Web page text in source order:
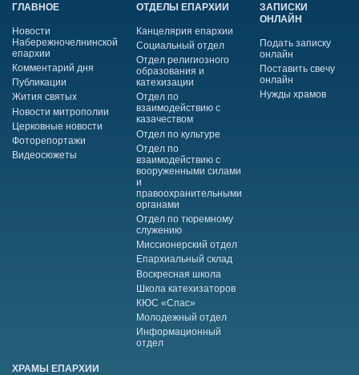
ГЛАВНОЕ
Новости
Набережночелнинской
епархии
Комментарий дня
Публикации
Жития святых
Новости митрополии
Церковные новости
Фоторепортажи
Видеосюжеты
ОТДЕЛЫ ЕПАРХИИ
Канцелярия епархии
Социальный отдел
Отдел религиозного
образования и
катехизации
Отдел по
взаимодействию с
казачеством
Отдел по культуре
Отдел по
взаимодействию с
вооруженными силами
и
правоохранительными
органами
Отдел по тюремному
служению
Миссионерский отдел
Епархиальный склад
Воскресная школа
Школа катехизаторов
КЮС «Спас»
Молодежный отдел
Информационный
отдел
ЗАПИСКИ
ОНЛАЙН
Подать записку
онлайн
Поставить свечу
онлайн
Нужды храмов
ХРАМЫ ЕПАРХИИ